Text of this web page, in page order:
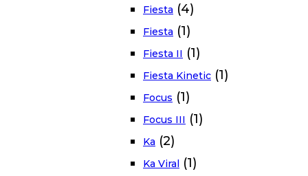
Fiesta (4)
Fiesta (1)
Fiesta II (1)
Fiesta Kinetic (1)
Focus (1)
Focus III (1)
Ka (2)
Ka Viral (1)